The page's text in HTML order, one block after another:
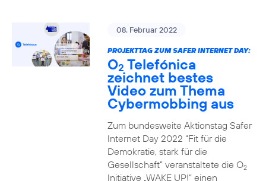
08. Februar 2022
PROJEKTTAG ZUM SAFER INTERNET DAY:
O2 Telefónica
zeichnet bestes
Video zum Thema
Cybermobbing aus
Zum bundesweite Aktionstag Safer
Internet Day 2022 “Fit für die
Demokratie, stark für die
Gesellschaft” veranstaltete die O2
Initiative „WAKE UP!“ einen